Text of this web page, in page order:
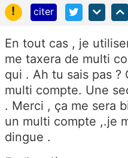
!
citer
En tout cas , je
me taxera de multi
qui . Ah tu sais pas ?
multi compte. Une
. Merci , ça me sera
un multi compte ,.je
dingue .